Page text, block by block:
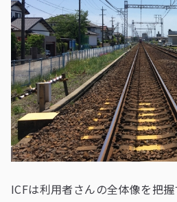
ICFは利用者さんの全体像を把